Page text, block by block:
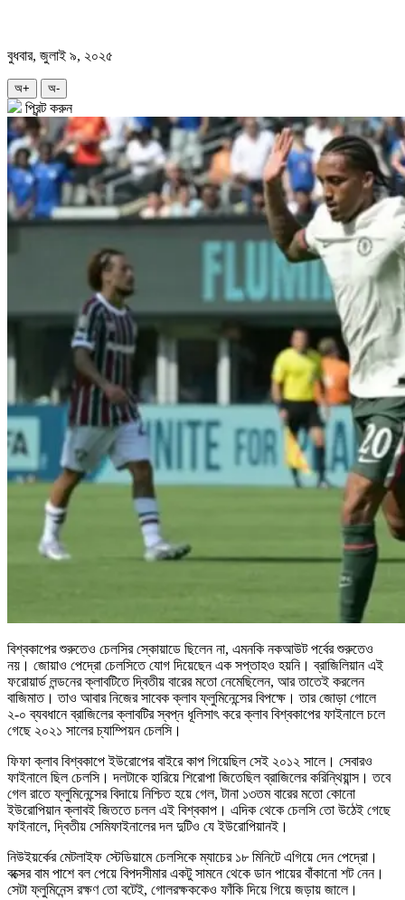
বুধবার, জুলাই ৯, ২০২৫
অ+ অ-
প্রিন্ট করুন
বিশ্বকাপের শুরুতেও চেলসির স্কোয়াডে ছিলেন না, এমনকি নকআউট পর্বের শুরুতেও
নয়। জোয়াও পেদ্রো চেলসিতে যোগ দিয়েছেন এক সপ্তাহও হয়নি। ব্রাজিলিয়ান এই
ফরোয়ার্ড লন্ডনের ক্লাবটিতে দ্বিতীয় বারের মতো নেমেছিলেন, আর তাতেই করলেন
বাজিমাত। তাও আবার নিজের সাবেক ক্লাব ফ্লুমিনেন্সের বিপক্ষে। তার জোড়া গোলে
২-০ ব্যবধানে ব্রাজিলের ক্লাবটির স্বপ্ন ধূলিসাৎ করে ক্লাব বিশ্বকাপের ফাইনালে চলে
গেছে ২০২১ সালের চ্যাম্পিয়ন চেলসি।
ফিফা ক্লাব বিশ্বকাপে ইউরোপের বাইরে কাপ গিয়েছিল সেই ২০১২ সালে। সেবারও
ফাইনালে ছিল চেলসি। দলটাকে হারিয়ে শিরোপা জিতেছিল ব্রাজিলের করিন্থিয়ান্স। তবে
গেল রাতে ফ্লুমিনেন্সের বিদায়ে নিশ্চিত হয়ে গেল, টানা ১৩তম বারের মতো কোনো
ইউরোপিয়ান ক্লাবই জিততে চলল এই বিশ্বকাপ। এদিক থেকে চেলসি তো উঠেই গেছে
ফাইনালে, দ্বিতীয় সেমিফাইনালের দল দুটিও যে ইউরোপিয়ানই।
নিউইয়র্কের মেটলাইফ স্টেডিয়ামে চেলসিকে ম্যাচের ১৮ মিনিটে এগিয়ে দেন পেদ্রো।
বক্সের বাম পাশে বল পেয়ে বিপদসীমার একটু সামনে থেকে ডান পায়ের বাঁকানো শট নেন।
সেটা ফ্লুমিনেন্স রক্ষণ তো বটেই, গোলরক্ষককেও ফাঁকি দিয়ে গিয়ে জড়ায় জালে।